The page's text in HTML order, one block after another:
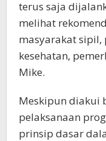
terus saja
melihat
masyarakat
kesehatan,
Mike.
Meskipun diakui
pelaksanaan
prinsip dasar